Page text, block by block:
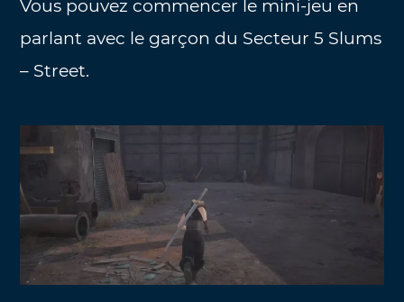
Vous pouvez commencer le mini-jeu en
parlant avec le garçon du Secteur 5 Slums
– Street.